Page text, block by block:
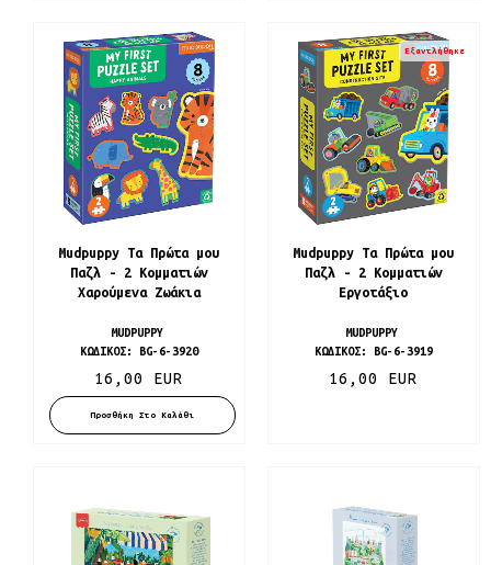
MUDPUPPY
ΚΩΔΙΚΌΣ:
BG-6-3920
Mudpuppy Τα Πρώτα μου
Παζλ - 2 Κομματιών
Χαρούμενα Ζωάκια
16,00 EUR
Προσθήκη Στο Καλάθι
Εξαντλήθηκε
MUDPUPPY
ΚΩΔΙΚΌΣ:
BG-6-3919
Mudpuppy Τα Πρώτα μου
Παζλ - 2 Κομματιών
Εργοτάξιο
16,00 EUR